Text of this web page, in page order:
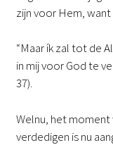
zijn voor Hem, want
“Maar ík zal tot de
in mij voor God te
37).
Welnu, het
verdedigen is nu